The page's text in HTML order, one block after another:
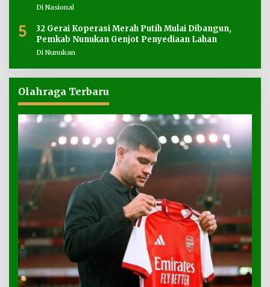
Di Nasional
5
32 Gerai Koperasi Merah Putih Mulai Dibangun,
Pemkab Nunukan Genjot Penyediaan Lahan
Di Nunukan
Olahraga Terbaru